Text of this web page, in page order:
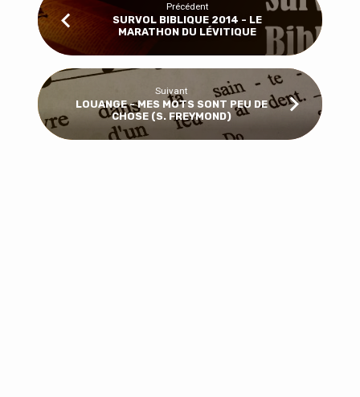
Précédent
SURVOL BIBLIQUE 2014 - LE
MARATHON DU LÉVITIQUE
Suivant
LOUANGE - MES MOTS SONT PEU DE
CHOSE (S. FREYMOND)